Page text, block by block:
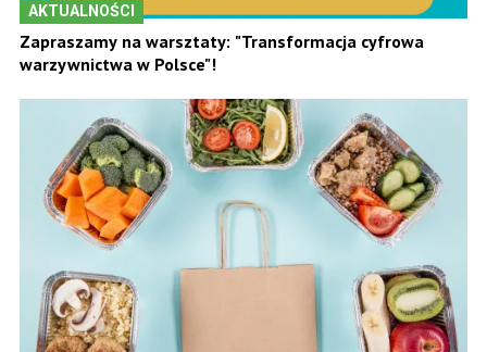
AKTUALNOŚCI
Zapraszamy na warsztaty: "Transformacja cyfrowa
warzywnictwa w Polsce"!